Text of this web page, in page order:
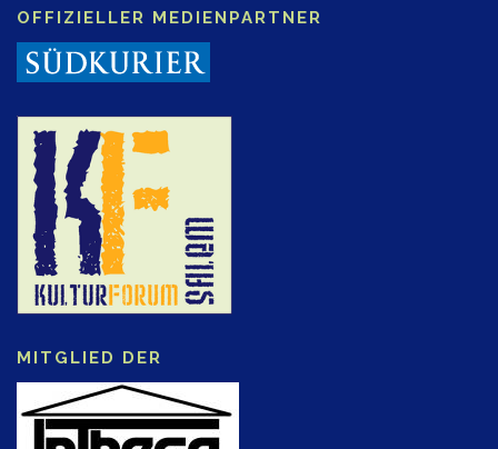
OFFIZIELLER MEDIENPARTNER
MITGLIED DER